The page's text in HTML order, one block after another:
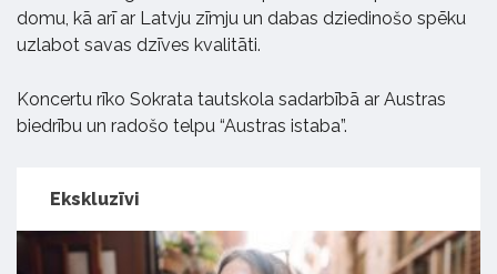
domu, kā arī ar Latvju zīmju un dabas dziedinošo spēku
uzlabot savas dzīves kvalitāti.
Koncertu rīko Sokrata tautskola sadarbībā ar Austras
biedrību un radošo telpu “Austras istaba”.
Ekskluzīvi